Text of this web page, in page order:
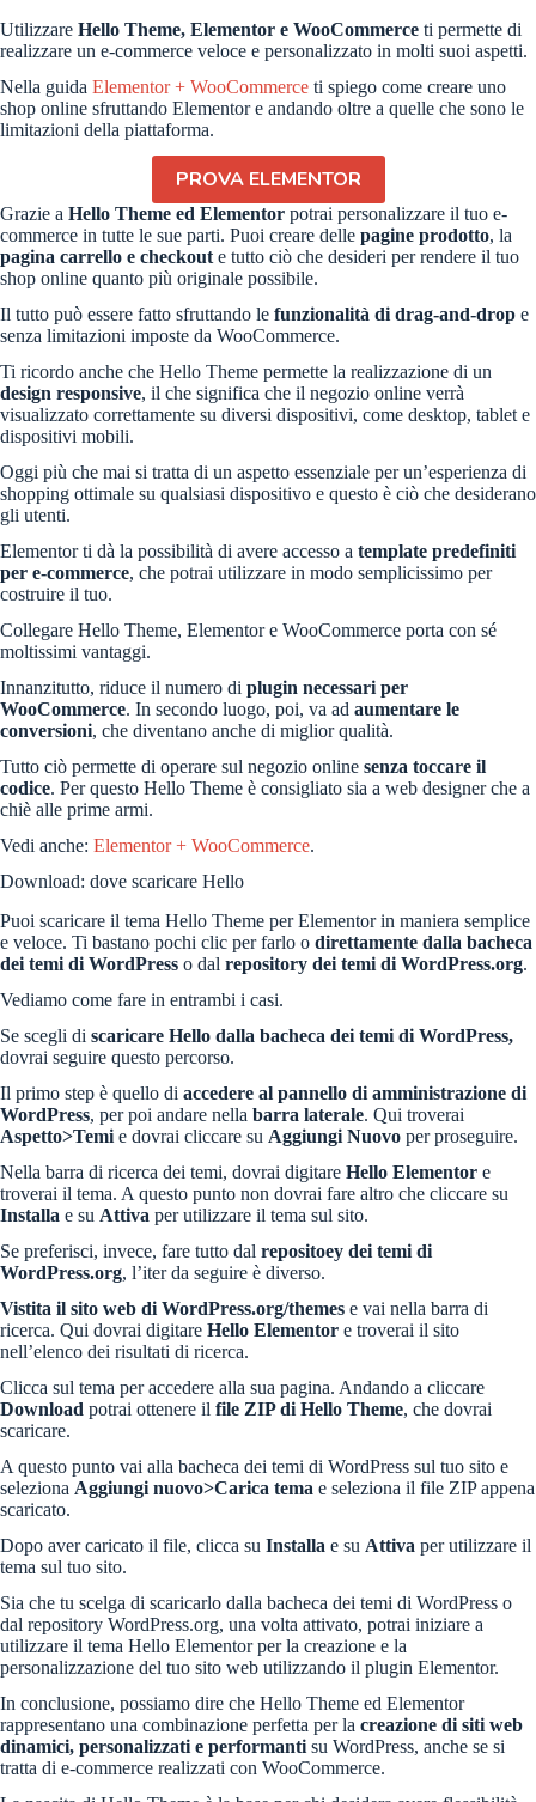
Utilizzare Hello Theme, Elementor e WooCommerce ti permette di
realizzare un e-commerce veloce e personalizzato in molti suoi aspetti.
Nella guida Elementor + WooCommerce ti spiego come creare uno
shop online sfruttando Elementor e andando oltre a quelle che sono le
limitazioni della piattaforma.
PROVA ELEMENTOR
Grazie a Hello Theme ed Elementor potrai personalizzare il tuo e-
commerce in tutte le sue parti. Puoi creare delle pagine prodotto, la
pagina carrello e checkout e tutto ciò che desideri per rendere il tuo
shop online quanto più originale possibile.
Il tutto può essere fatto sfruttando le funzionalità di drag-and-drop e
senza limitazioni imposte da WooCommerce.
Ti ricordo anche che Hello Theme permette la realizzazione di un
design responsive, il che significa che il negozio online verrà
visualizzato correttamente su diversi dispositivi, come desktop, tablet e
dispositivi mobili.
Oggi più che mai si tratta di un aspetto essenziale per un’esperienza di
shopping ottimale su qualsiasi dispositivo e questo è ciò che desiderano
gli utenti.
Elementor ti dà la possibilità di avere accesso a template predefiniti
per e-commerce, che potrai utilizzare in modo semplicissimo per
costruire il tuo.
Collegare Hello Theme, Elementor e WooCommerce porta con sé
moltissimi vantaggi.
Innanzitutto, riduce il numero di plugin necessari per
WooCommerce. In secondo luogo, poi, va ad aumentare le
conversioni, che diventano anche di miglior qualità.
Tutto ciò permette di operare sul negozio online senza toccare il
codice. Per questo Hello Theme è consigliato sia a web designer che a
chiè alle prime armi.
Vedi anche: Elementor + WooCommerce.
Download: dove scaricare Hello
Puoi scaricare il tema Hello Theme per Elementor in maniera semplice
e veloce. Ti bastano pochi clic per farlo o direttamente dalla bacheca
dei temi di WordPress o dal repository dei temi di WordPress.org.
Vediamo come fare in entrambi i casi.
Se scegli di scaricare Hello dalla bacheca dei temi di WordPress,
dovrai seguire questo percorso.
Il primo step è quello di accedere al pannello di amministrazione di
WordPress, per poi andare nella barra laterale. Qui troverai
Aspetto>Temi e dovrai cliccare su Aggiungi Nuovo per proseguire.
Nella barra di ricerca dei temi, dovrai digitare Hello Elementor e
troverai il tema. A questo punto non dovrai fare altro che cliccare su
Installa e su Attiva per utilizzare il tema sul sito.
Se preferisci, invece, fare tutto dal repositoey dei temi di
WordPress.org, l’iter da seguire è diverso.
Vistita il sito web di WordPress.org/themes e vai nella barra di
ricerca. Qui dovrai digitare Hello Elementor e troverai il sito
nell’elenco dei risultati di ricerca.
Clicca sul tema per accedere alla sua pagina. Andando a cliccare
Download potrai ottenere il file ZIP di Hello Theme, che dovrai
scaricare.
A questo punto vai alla bacheca dei temi di WordPress sul tuo sito e
seleziona Aggiungi nuovo>Carica tema e seleziona il file ZIP appena
scaricato.
Dopo aver caricato il file, clicca su Installa e su Attiva per utilizzare il
tema sul tuo sito.
Sia che tu scelga di scaricarlo dalla bacheca dei temi di WordPress o
dal repository WordPress.org, una volta attivato, potrai iniziare a
utilizzare il tema Hello Elementor per la creazione e la
personalizzazione del tuo sito web utilizzando il plugin Elementor.
In conclusione, possiamo dire che Hello Theme ed Elementor
rappresentano una combinazione perfetta per la creazione di siti web
dinamici, personalizzati e performanti su WordPress, anche se si
tratta di e-commerce realizzati con WooCommerce.